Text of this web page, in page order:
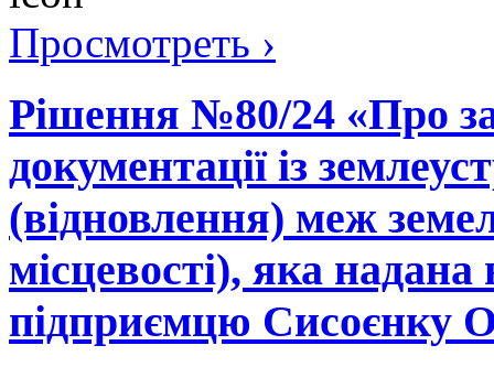
Просмотреть ›
Рішення №80/24 «Про
документації із
(відновлення) меж
місцевості), яка надана
підприємцю Сисоєнку